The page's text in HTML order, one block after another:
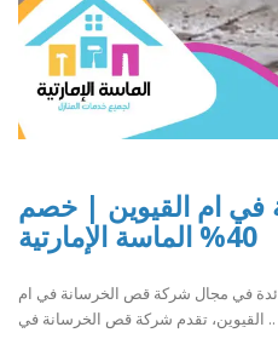
ام القيوين | خصم
40% الماسة الإمارتية
رائدة في مجال شركة قص الخرسانة في ام
القيوين، تقدم شركة قص الخرسانة في ..